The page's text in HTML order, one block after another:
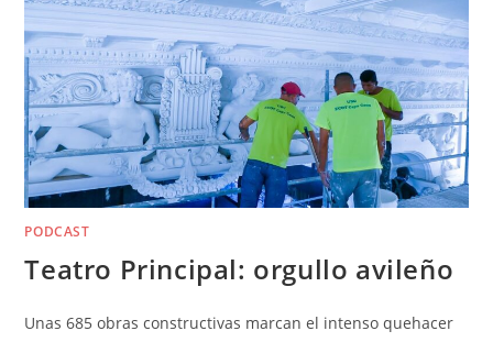
PODCAST
Teatro Principal: orgullo avileño
Unas 685 obras constructivas marcan el intenso quehacer